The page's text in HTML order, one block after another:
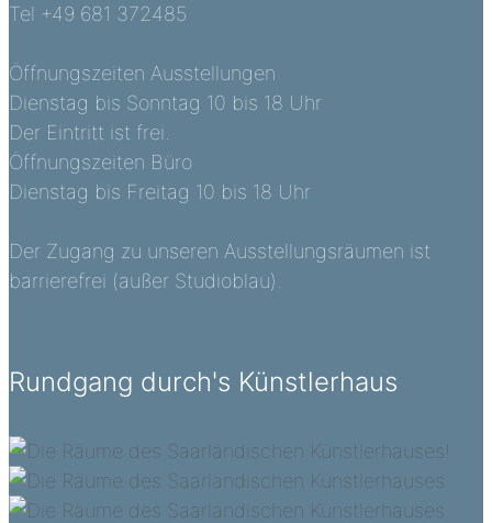
Tel +49 681 372485
Öffnungszeiten Ausstellungen
Dienstag bis Sonntag 10 bis 18 Uhr
Der Eintritt ist frei.
Öffnungszeiten Büro
Dienstag bis Freitag 10 bis 18 Uhr
Der Zugang zu unseren Ausstellungsräumen ist
barrierefrei (außer Studioblau).
Rundgang durch's Künstlerhaus